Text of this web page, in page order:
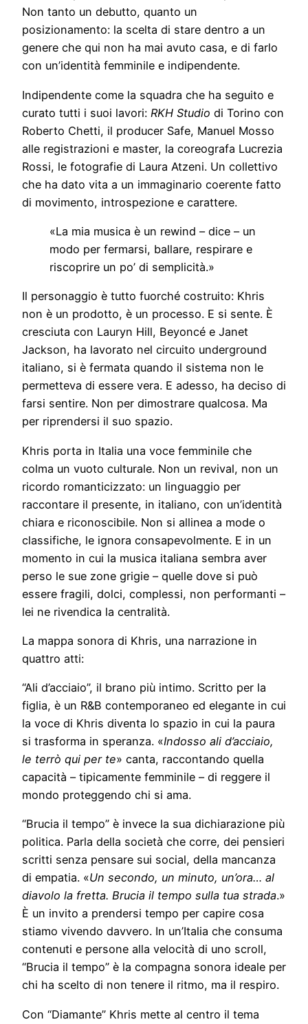
Non tanto un debutto, quanto un
posizionamento: la scelta di stare dentro a un
genere che qui non ha mai avuto casa, e di farlo
con un’identità femminile e indipendente.
Indipendente come la squadra che ha seguito e
curato tutti i suoi lavori: RKH Studio di Torino con
Roberto Chetti, il producer Safe, Manuel Mosso
alle registrazioni e master, la coreografa Lucrezia
Rossi, le fotografie di Laura Atzeni. Un collettivo
che ha dato vita a un immaginario coerente fatto
di movimento, introspezione e carattere.
«La mia musica è un rewind – dice – un
modo per fermarsi, ballare, respirare e
riscoprire un po’ di semplicità.»
Il personaggio è tutto fuorché costruito: Khris
non è un prodotto, è un processo. E si sente. È
cresciuta con Lauryn Hill, Beyoncé e Janet
Jackson, ha lavorato nel circuito underground
italiano, si è fermata quando il sistema non le
permetteva di essere vera. E adesso, ha deciso di
farsi sentire. Non per dimostrare qualcosa. Ma
per riprendersi il suo spazio.
Khris porta in Italia una voce femminile che
colma un vuoto culturale. Non un revival, non un
ricordo romanticizzato: un linguaggio per
raccontare il presente, in italiano, con un’identità
chiara e riconoscibile. Non si allinea a mode o
classifiche, le ignora consapevolmente. E in un
momento in cui la musica italiana sembra aver
perso le sue zone grigie – quelle dove si può
essere fragili, dolci, complessi, non performanti –
lei ne rivendica la centralità.
La mappa sonora di Khris, una narrazione in
quattro atti:
“Ali d’acciaio”, il brano più intimo. Scritto per la
figlia, è un R&B contemporaneo ed elegante in cui
la voce di Khris diventa lo spazio in cui la paura
si trasforma in speranza. «Indosso ali d’acciaio,
le terrò qui per te» canta, raccontando quella
capacità – tipicamente femminile – di reggere il
mondo proteggendo chi si ama.
“Brucia il tempo” è invece la sua dichiarazione più
politica. Parla della società che corre, dei pensieri
scritti senza pensare sui social, della mancanza
di empatia. «Un secondo, un minuto, un’ora… al
diavolo la fretta. Brucia il tempo sulla tua strada.»
È un invito a prendersi tempo per capire cosa
stiamo vivendo davvero. In un’Italia che consuma
contenuti e persone alla velocità di uno scroll,
“Brucia il tempo” è la compagna sonora ideale per
chi ha scelto di non tenere il ritmo, ma il respiro.
Con “Diamante” Khris mette al centro il tema